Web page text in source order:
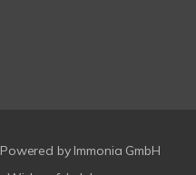
Powered by Immonia GmbH